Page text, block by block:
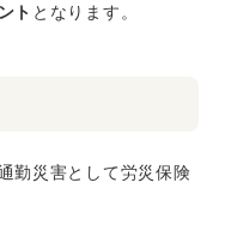
ト となります。
勤災害として労災保険